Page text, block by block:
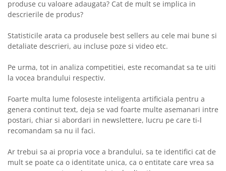
produse cu valoare adaugata? Cat de mult se implica in
descrierile de produs?
Statisticile arata ca produsele best sellers au cele mai bune si
detaliate descrieri, au incluse poze si video etc.
Pe urma, tot in analiza competitiei, este recomandat sa te uiti
la vocea brandului respectiv.
Foarte multa lume foloseste inteligenta artificiala pentru a
genera continut text, deja se vad foarte multe asemanari intre
postari, chiar si abordari in newslettere, lucru pe care ti-l
recomandam sa nu il faci.
Ar trebui sa ai propria voce a brandului, sa te identifici cat de
mult se poate ca o identitate unica, ca o entitate care vrea sa